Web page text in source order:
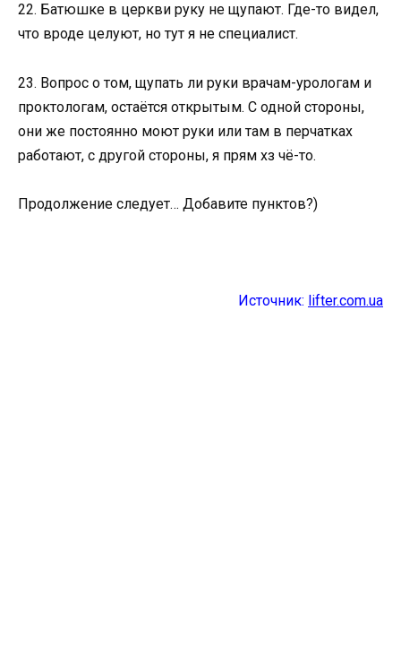
22. Батюшке в церкви руку не щупают. Где-то видел,
что вроде целуют, но тут я не специалист.
23. Вопрос о том, щупать ли руки врачам-урологам и
проктологам, остаётся открытым. С одной стороны,
они же постоянно моют руки или там в перчатках
работают, с другой стороны, я прям хз чё-то.
Продолжение следует… Добавите пунктов?)
Источник: lifter.com.ua